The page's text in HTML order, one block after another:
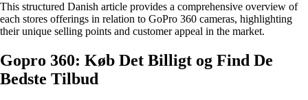
This structured Danish article provides a comprehensive overview of
each stores offerings in relation to GoPro 360 cameras, highlighting
their unique selling points and customer appeal in the market.
Gopro 360: Køb Det Billigt og Find De
Bedste Tilbud